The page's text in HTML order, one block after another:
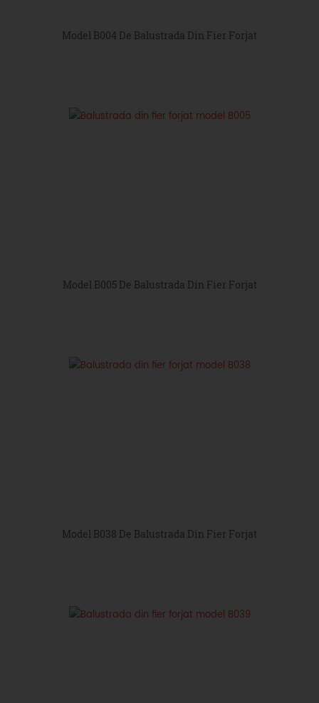
Model B004 De Balustrada Din Fier Forjat
Model B005 De Balustrada Din Fier Forjat
Model B038 De Balustrada Din Fier Forjat